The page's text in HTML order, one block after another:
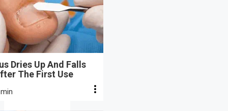
Dries Up And Falls
The First Use